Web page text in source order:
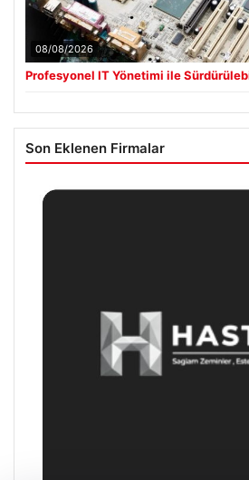
08/08/2026
Profesyonel IT Yönetimi ile
Son Eklenen Firmalar